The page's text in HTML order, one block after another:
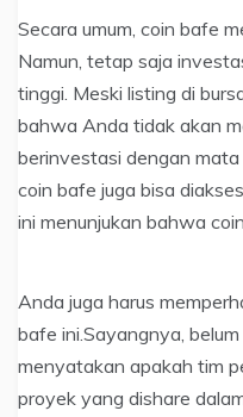
Secara umum, coin bafe
Namun, tetap saja
tinggi. Meski listing di
bahwa Anda tidak akan
berinvestasi dengan
coin bafe juga bisa
ini menunjukan bahwa
Anda juga harus
bafe ini.Sayangnya,
menyatakan apakah tim
proyek yang dishare